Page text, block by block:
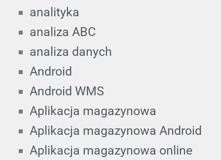
analityka
analiza ABC
analiza danych
Android
Android WMS
Aplikacja magazynowa
Aplikacja magazynowa Android
Aplikacja magazynowa online